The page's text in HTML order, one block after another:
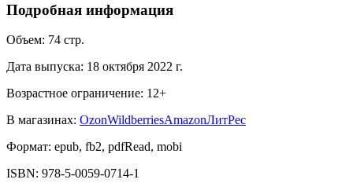
Подробная информация
Объем: 74 стр.
Дата выпуска: 18 октября 2022 г.
Возрастное ограничение: 12+
В магазинах: OzonWildberriesAmazonЛитРес
Формат: epub, fb2, pdfRead, mobi
ISBN: 978-5-0059-0714-1